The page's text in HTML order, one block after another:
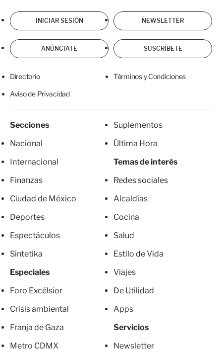
INICIAR SESIÓN NEWSLETTER
ANÚNCIATE SUSCRÍBETE
Directorio Términos y Condiciones
Aviso de Privacidad
Secciones
Nacional
Internacional
Finanzas
Ciudad de México
Deportes
Espectáculos
Sintetika
Especiales
Foro Excélsior
Crisis ambiental
Franja de Gaza
Metro CDMX
Suplementos
Última Hora
Temas de interés
Redes sociales
Alcaldías
Cocina
Salud
Estilo de Vida
Viajes
De Utilidad
Apps
Servicios
Newsletter